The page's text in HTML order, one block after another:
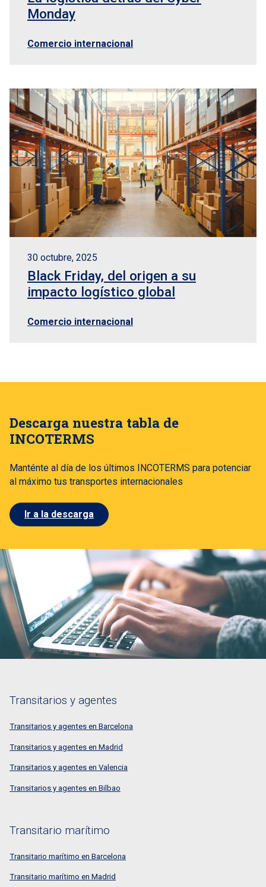
Monday
Comercio internacional
30 octubre, 2025
Black Friday, del origen a su
impacto logístico global
Comercio internacional
Descarga nuestra tabla de
INCOTERMS
Manténte al día de los últimos INCOTERMS para potenciar
al máximo tus transportes internacionales
Ir a la descarga
Transitarios y agentes
Transitarios y agentes en Barcelona
Transitarios y agentes en Madrid
Transitarios y agentes en Valencia
Transitarios y agentes en Bilbao
Transitario marítimo
Transitario marítimo en Barcelona
Transitario marítimo en Madrid